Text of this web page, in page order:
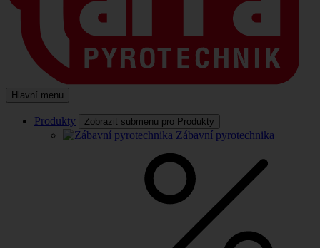
Hlavní menu
Produkty Zobrazit submenu pro Produkty
Zábavní pyrotechnika